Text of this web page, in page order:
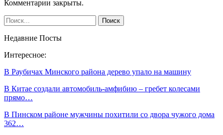
Комментарии закрыты.
Недавние Посты
Интересное:
В Раубичах Минского района дерево упало на машину
В Китае создали автомобиль-амфибию – гребет колесами
прямо…
В Пинском районе мужчины похитили со двора чужого дома
362…